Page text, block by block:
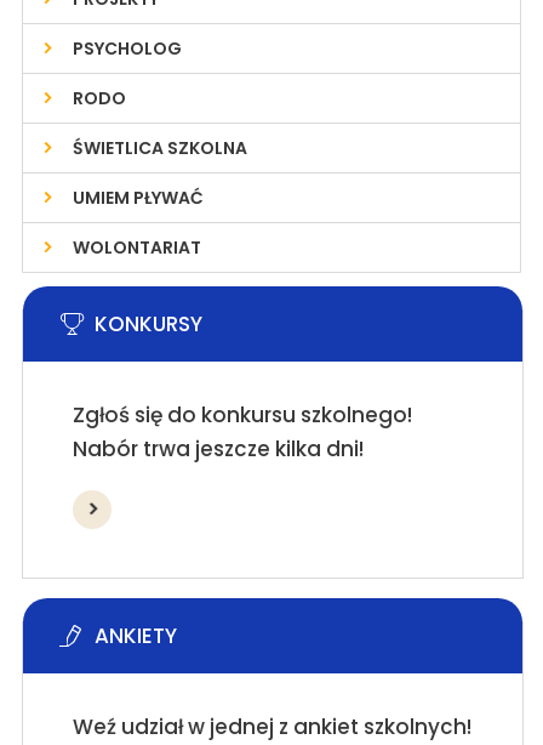
PSYCHOLOG
RODO
ŚWIETLICA SZKOLNA
UMIEM PŁYWAĆ
WOLONTARIAT
KONKURSY
Zgłoś się do konkursu szkolnego!
Nabór trwa jeszcze kilka dni!
ANKIETY
Weź udział w jednej z ankiet szkolnych!